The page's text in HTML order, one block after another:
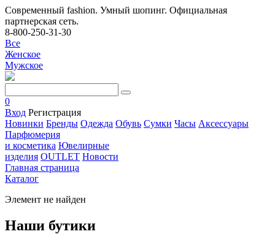
Современный fashion. Умный шопинг. Официальная
партнерская сеть.
8-800-250-31-30
Все
Женское
Мужское
0
Вход Регистрация
Новинки Бренды Одежда Обувь Сумки Часы Аксессуары
Парфюмерия
и косметика Ювелирные
изделия OUTLET Новости
Главная страница
Каталог
Элемент не найден
Наши бутики